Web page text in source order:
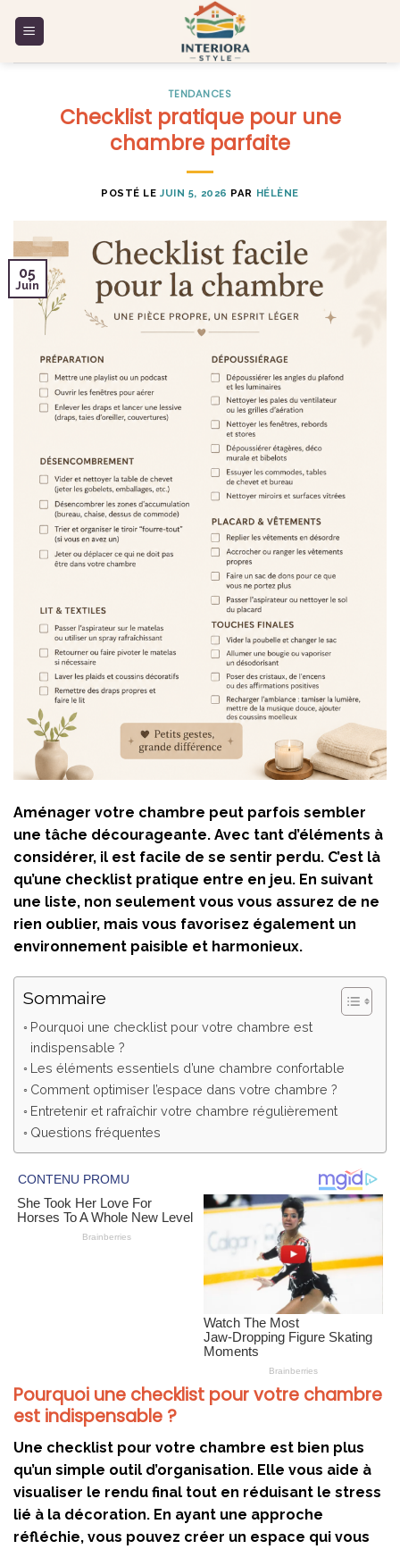
TENDANCES
Checklist pratique pour une
chambre parfaite
POSTÉ LEJUIN 5, 2026 PAR HÉLÈNE
05
Juin
Aménager votre chambre peut parfois sembler
une tâche décourageante. Avec tant d’éléments à
considérer, il est facile de se sentir perdu. C’est là
qu’une checklist pratique entre en jeu. En suivant
une liste, non seulement vous vous assurez de ne
rien oublier, mais vous favorisez également un
environnement paisible et harmonieux.
Sommaire
Pourquoi une checklist pour votre chambre est
indispensable ?
Les éléments essentiels d’une chambre confortable
Comment optimiser l’espace dans votre chambre ?
Entretenir et rafraîchir votre chambre régulièrement
Questions fréquentes
Pourquoi une checklist pour votre chambre
est indispensable ?
Une checklist pour votre chambre est bien plus
qu’un simple outil d’organisation. Elle vous aide à
visualiser le rendu final tout en réduisant le stress
lié à la décoration. En ayant une approche
réfléchie, vous pouvez créer un espace qui vous